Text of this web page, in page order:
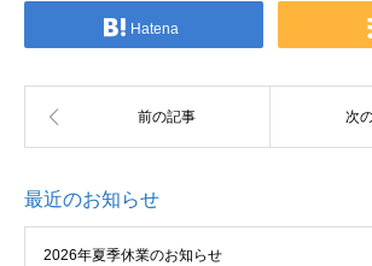
Hatena
最近のお知らせ
2026年夏季休業のお知らせ